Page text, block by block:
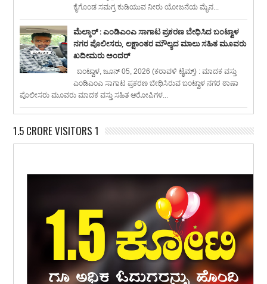
ಕೈಗೊಂಡ ಸಮಗ್ರ ಕುಡಿಯುವ ನೀರು ಯೋಜನೆಯ ಮೈನ...
ಮೆಲ್ಕಾರ್ : ಎಂಡಿಎಂಎ ಸಾಗಾಟ ಪ್ರಕರಣ ಬೇಧಿಸಿದ ಬಂಟ್ವಾಳ
ನಗರ ಪೊಲೀಸರು, ಲಕ್ಷಾಂತರ ಮೌಲ್ಯದ ಮಾಲು ಸಹಿತ ಮೂವರು
ಖದೀಮರು ಅಂದರ್
ಬಂಟ್ವಾಳ, ಜೂನ್ 05, 2026 (ಕರಾವಳಿ ಟೈಮ್ಸ್) : ಮಾದಕ ವಸ್ತು
ಎಂಡಿಎಂಎ ಸಾಗಾಟ ಪ್ರಕರಣ ಬೇಧಿಸಿರುವ ಬಂಟ್ವಾಳ ನಗರ ಠಾಣಾ
ಪೊಲೀಸರು ಮೂವರು ಮಾದಕ ವಸ್ತು ಸಹಿತ ಆರೋಪಿಗಳ...
1.5 CRORE VISITORS 1